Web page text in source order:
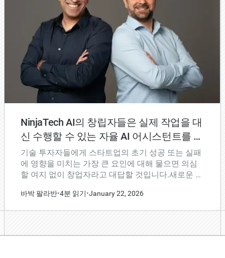
증가는 차세대 AI 어시스턴트, 즉 '오토파일럿'이 되
기 위한 중요한 단계입니다.
NinjaTech AI의 창립자들은 실제 작업을 대
신 수행할 수 있는 자율 AI 어시스턴트를 구
축하는 임무를 수행하고 있습니다.
기술 투자자들에게 스타트업의 초기 성공 또는 실패
에 영향을 미치는 가장 큰 요인에 대해 물으면 의심
할 여지 없이 창업자라고 대답할 것입니다.새로운 테
력과 지성 이상의 것이 필요합니다. 공동의 비전, 실
바박 팔라반•4분 읽기•January 22, 2026